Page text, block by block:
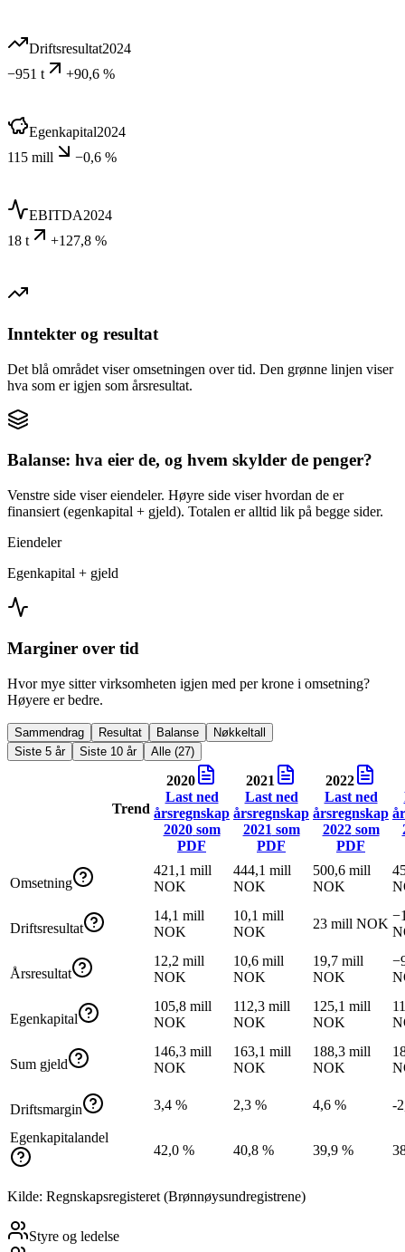
Driftsresultat2024
−951 t
+90,6 %
Egenkapital2024
115 mill
−0,6 %
EBITDA2024
18 t
+127,8 %
Inntekter og resultat
Det blå området viser omsetningen over tid. Den grønne linjen viser
hva som er igjen som årsresultat.
Balanse: hva eier de, og hvem skylder de penger?
Venstre side viser eiendeler. Høyre side viser hvordan de er
finansiert (egenkapital + gjeld). Totalen er alltid lik på begge sider.
Eiendeler
Egenkapital + gjeld
Marginer over tid
Hvor mye sitter virksomheten igjen med per krone i omsetning?
Høyere er bedre.
Sammendrag Resultat Balanse
Nøkkeltall
Siste 5 år
Siste 10 år Alle (27)
Trend
2020
Last ned
årsregnskap
2020som
PDF
2021
Last ned
årsregnskap
2021 som
PDF
2022
Last ned
årsregnskap
2022som
PDF
Omsetning
421,1 mill
NOK
444,1 mill
NOK
500,6 mill
NOK
Driftsresultat
14,1 mill
NOK
10,1 mill
NOK
23 mill NOK
Årsresultat
12,2 mill
NOK
10,6 mill
NOK
19,7 mill
NOK
Egenkapital
105,8 mill
NOK
112,3 mill
NOK
125,1 mill
NOK
Sum gjeld
146,3 mill
NOK
163,1 mill
NOK
188,3 mill
NOK
Driftsmargin 3,4 % 2,3 % 4,6 % -
Egenkapitalandel
42,0 %
40,8 % 39,9 %
Kilde: Regnskapsregisteret (Brønnøysundregistrene)
Styre og ledelse